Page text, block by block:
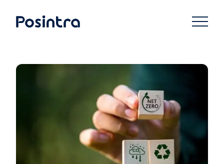
suoraan
sisältöön
Posintra Oy